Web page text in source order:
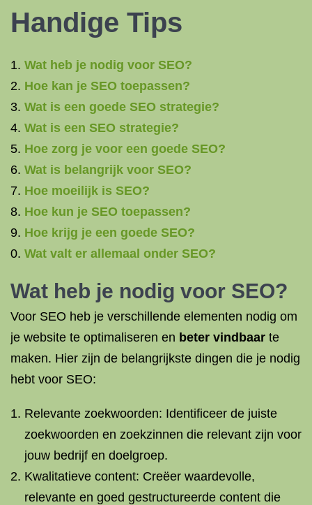
Handige Tips
Wat heb je nodig voor SEO?
Hoe kan je SEO toepassen?
Wat is een goede SEO strategie?
Wat is een SEO strategie?
Hoe zorg je voor een goede SEO?
Wat is belangrijk voor SEO?
Hoe moeilijk is SEO?
Hoe kun je SEO toepassen?
Hoe krijg je een goede SEO?
Wat valt er allemaal onder SEO?
Wat heb je nodig voor SEO?
Voor SEO heb je verschillende elementen nodig om
je website te optimaliseren en beter vindbaar te
maken. Hier zijn de belangrijkste dingen die je nodig
hebt voor SEO:
Relevante zoekwoorden: Identificeer de juiste
zoekwoorden en zoekzinnen die relevant zijn voor
jouw bedrijf en doelgroep.
Kwalitatieve content: Creëer waardevolle,
relevante en goed gestructureerde content die